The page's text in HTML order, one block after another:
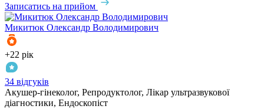
Записатись на прийом
Микитюк Олександр Володимирович
+22 рік
34 відгуків
Акушер-гінеколог, Репродуктолог, Лікар ультразвукової
діагностики, Ендоскопіст